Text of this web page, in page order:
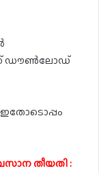
ഡൗൺലോഡ്
ഇതോടൊപ്പം
തീയതി :